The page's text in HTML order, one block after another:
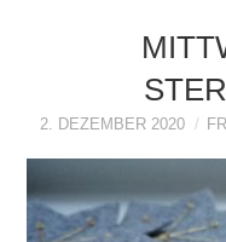
2. DEZEMBER 2020